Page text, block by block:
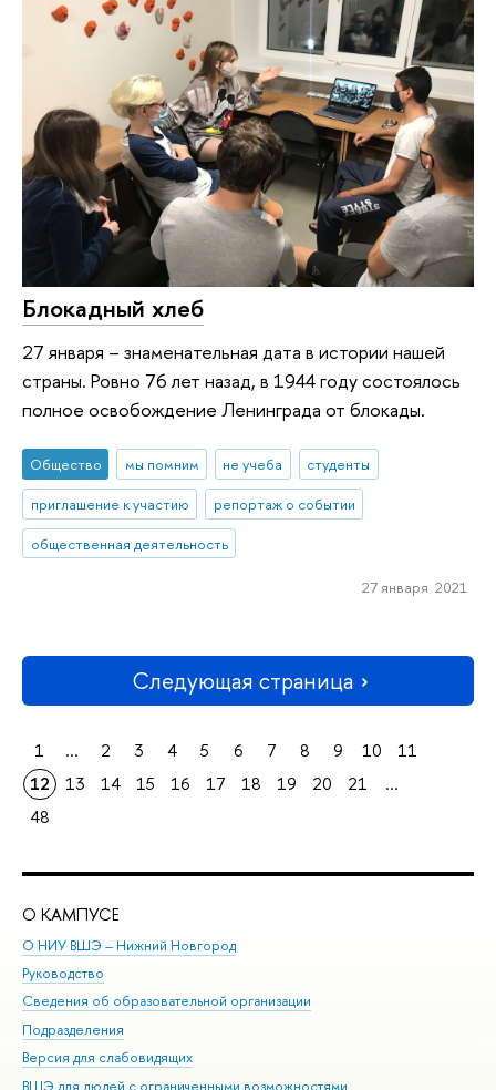
Блокадный хлеб
27 января – знаменательная дата в истории нашей
страны. Ровно 76 лет назад, в 1944 году состоялось
полное освобождение Ленинграда от блокады.
Общество мы помним не учеба
студенты
приглашение к участию
репортаж о событии
общественная деятельность
27 января 2021
Следующая страница
1 ... 2 3 4 5 6 7 8 9 10
11
12
13 14 15 16 17 18 19 20 21
...
48
О КАМПУСЕ
О НИУ ВШЭ – Нижний Новгород
Руководство
Сведения об образовательной организации
Подразделения
Версия для слабовидящих
ВШЭ для людей с ограниченными возможностями